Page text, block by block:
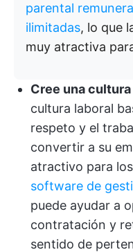
parental
ilimitadas, lo que
muy atractiva
Cree una
cultura laboral
respeto y el
convertir a su
atractivo para
software de
puede ayudar a
contratación y
sentido de